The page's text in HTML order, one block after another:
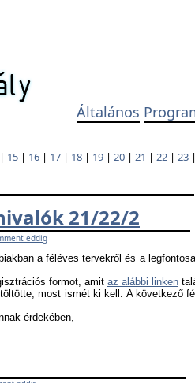
Általános
15 | 16 | 17 | 18 | 19 | 20 | 21 | 22 | 23 |
21/22/2
eddig
a féléves tervekről és a
formot, amit az alábbi linken
most ismét ki kell. A következő
érdekében,